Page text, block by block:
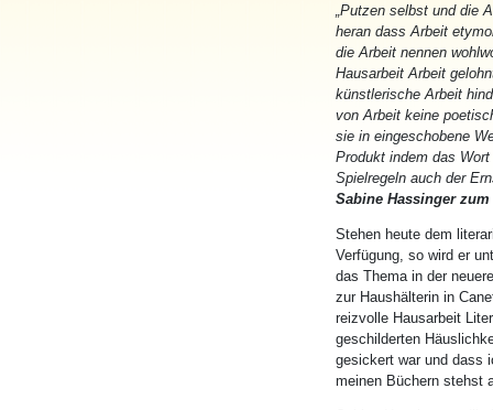
„Putzen selbst und die
heran dass Arbeit
die Arbeit nennen
Hausarbeit Arbeit
künstlerische Arbeit
von Arbeit keine
sie in eingeschobene
Produkt indem das
Spielregeln auch der
Sabine Hassinger zum
Stehen heute dem
Verfügung, so wird er
das Thema in der
zur Haushälterin in
reizvolle Hausarbeit
geschilderten
gesickert war und dass
meinen Büchern stehst